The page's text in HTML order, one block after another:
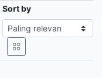
Sort by